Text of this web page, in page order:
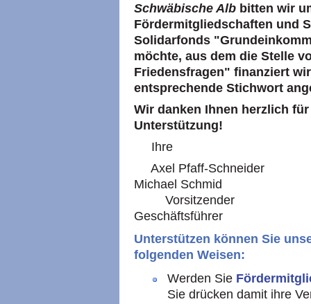
Schwäbische Alb bitten wir
Fördermitgliedschaften und
Solidarfonds
möchte, aus dem die Stelle
Friedensfragen" finanziert
entsprechende Stichwort
Wir danken Ihnen herzlich
Unterstützung!
Ihre
Axel Pfaff-
Michael Schmid
Vorsitzender
Geschäftsführer
Unterstützen können Sie
folgenden Weisen:
Werden Sie
Sie drücken damit ihre